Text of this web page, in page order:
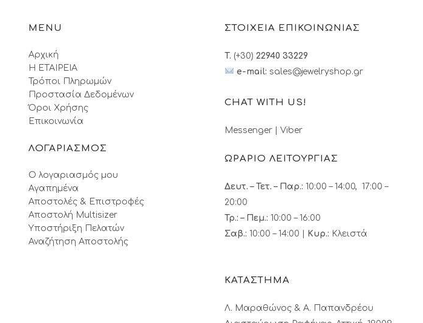
MENU
Αρχική
Η ΕΤΑΙΡΕΙΑ
Τρόποι Πληρωμών
Προστασία Δεδομένων
Όροι Xρήσης
Επικοινωνία
ΛΟΓΑΡΙΑΣΜΟΣ
Ο λογαριασμός μου
Αγαπημένα
Αποστολές & Επιστροφές
Αποστολή Multisizer
Υποστήριξη Πελατών
Αναζήτηση Αποστολής
ΣΤΟΙΧΕΙΑ ΕΠΙΚΟΙΝΩΝΙΑΣ
T. (+30) 22940 33229
e-mail: sales@jewelryshop.gr
CHAT WITH US!
Messenger Viber
ΩΡΑΡΙΟ ΛΕΙΤΟΥΡΓΙΑΣ
Δευτ. – Τετ. – Παρ.: 10:00 – 14:00, 17:00 –
20:00
Τρ.: – Πεμ.: 10:00 – 16:00
Σαβ.: 10:00 – 14:00 | Κυρ.: Κλειστά
ΚΑΤΑΣΤΗΜΑ
Λ. Μαραθώνος & A. Παπανδρέου